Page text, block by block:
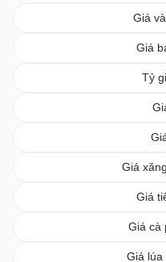
Giá
Giá
Tỷ
Giá
Giá
Giá cà
Giá lúa